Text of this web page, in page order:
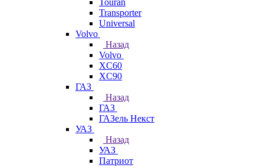
Touran
Transporter
Universal
Volvo
Назад
Volvo
XC60
XC90
ГАЗ
Назад
ГАЗ
ГАЗель Некст
УАЗ
Назад
УАЗ
Патриот